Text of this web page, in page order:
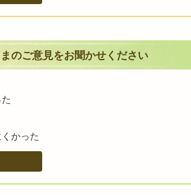
のご意見をお聞かせください
かった